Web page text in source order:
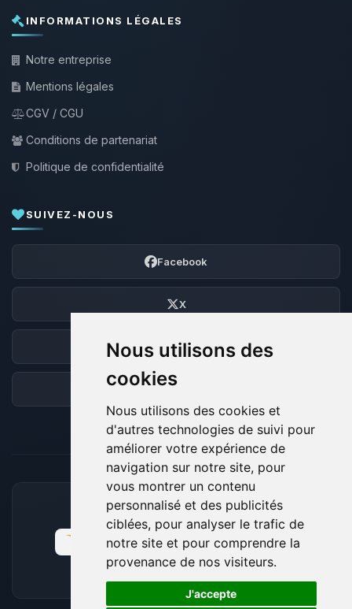
Nous utilisons des
cookies
Nous utilisons des cookies et
d'autres technologies de suivi pour
améliorer votre expérience de
navigation sur notre site, pour
vous montrer un contenu
personnalisé et des publicités
ciblées, pour analyser le trafic de
notre site et pour comprendre la
provenance de nos visiteurs.
J'accepte
INFORMATIONS LÉGALES
Notre entreprise
Mentions légales
CGV / CGU
Conditions de partenariat
Politique de confidentialité
SUIVEZ-NOUS
Facebook
X
Discord
Forum
MOYENS DE PAIEMENT ACCEPTÉS
🍪